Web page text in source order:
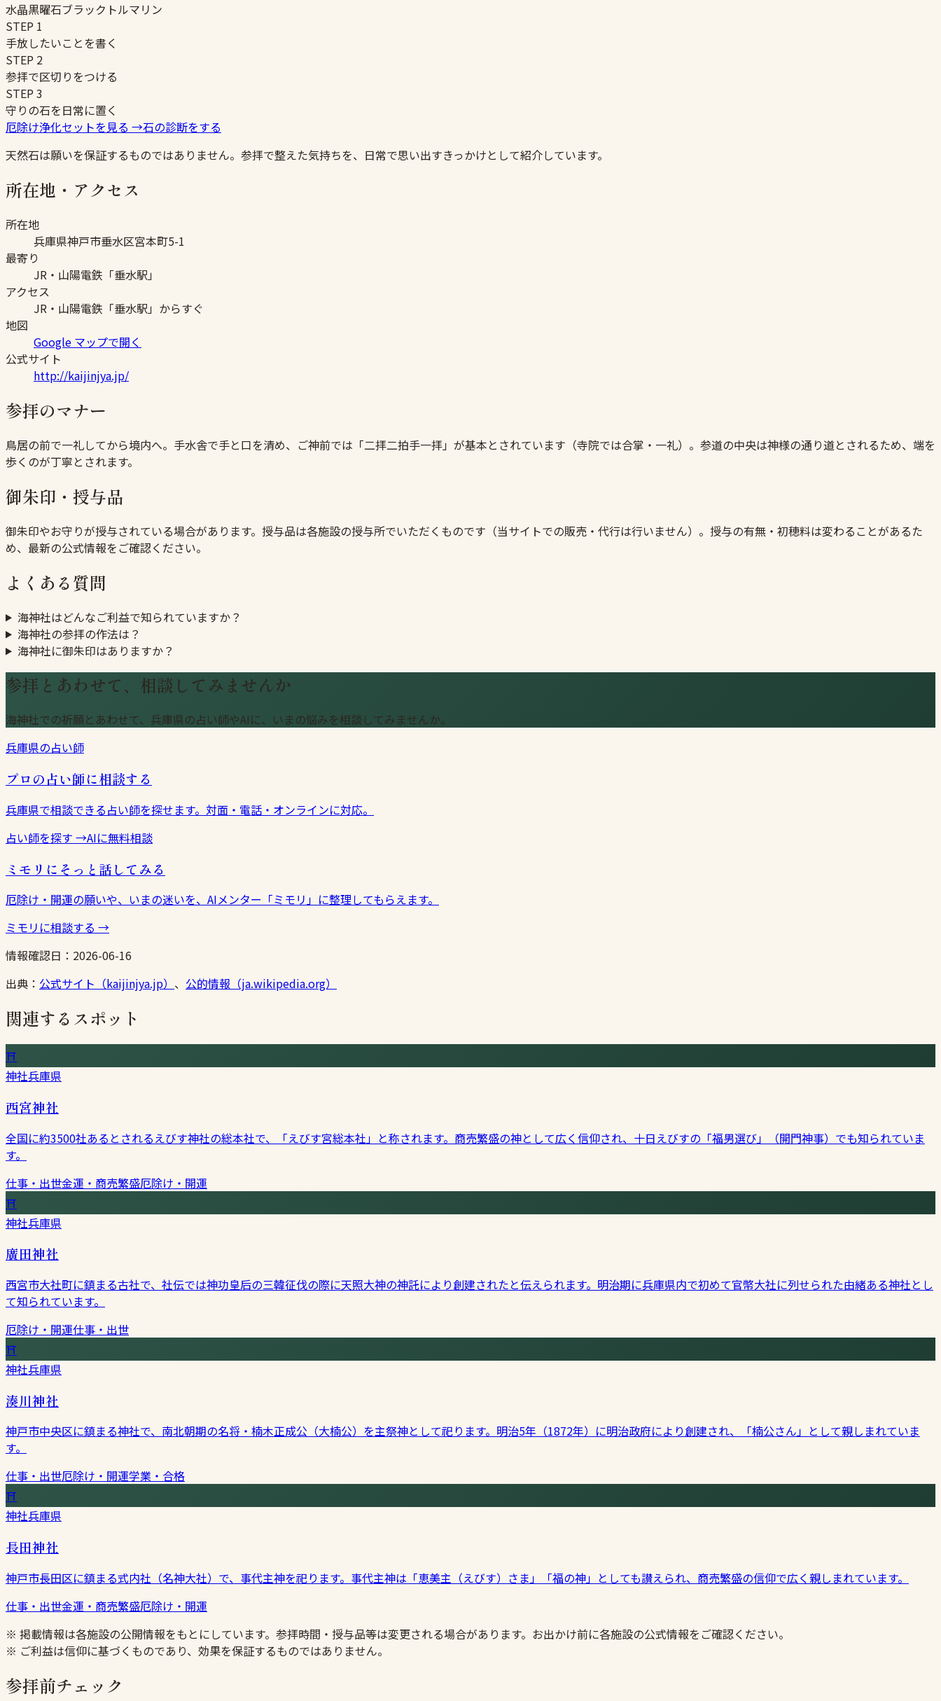
水晶黒曜石ブラックトルマリン
STEP 1
手放したいことを書く
STEP 2
参拝で区切りをつける
STEP3
守りの石を日常に置く
厄除け浄化セットを見る →石の診断をする
天然石は願いを保証するものではありません。参拝で整えた気持ちを、日常で思い出すきっかけとして紹介しています。
所在地・アクセス
所在地
兵庫県神戸市垂水区宮本町5-1
最寄り
JR・山陽電鉄「垂水駅」
アクセス
JR・山陽電鉄「垂水駅」からすぐ
地図
Google マップで開く
公式サイト
http://kaijinjya.jp/
参拝のマナー
鳥居の前で一礼してから境内へ。手水舎で手と口を清め、ご神前では「二拝二拍手一拝」が基本とされています（寺院では合掌・一礼）。参道の中央は神様の通り道とされるため、端を
歩くのが丁寧とされます。
御朱印・授与品
御朱印やお守りが授与されている場合があります。授与品は各施設の授与所でいただくものです（当サイトでの販売・代行は行いません）。授与の有無・初穂料は変わることがあるた
め、最新の公式情報をご確認ください。
よくある質問
海神社はどんなご利益で知られていますか？
海神社の参拝の作法は？
海神社に御朱印はありますか？
参拝とあわせて、相談してみませんか
海神社での祈願とあわせて、兵庫県の占い師やAIに、いまの悩みを相談してみませんか。
兵庫県の占い師
プロの占い師に相談する
兵庫県で相談できる占い師を探せます。対面・電話・オンラインに対応。
占い師を探す →AIに無料相談
ミモリにそっと話してみる
厄除け・開運の願いや、いまの迷いを、AIメンター「ミモリ」に整理してもらえます。
ミモリに相談する →
情報確認日： 2026-06-16
出典： 公式サイト（kaijinjya.jp） 、 公的情報（ja.wikipedia.org）
関連するスポット
⛩
神社兵庫県
西宮神社
全国に約3500社あるとされるえびす神社の総本社で、「えびす宮総本社」と称されます。商売繁盛の神として広く信仰され、十日えびすの「福男選び」（開門神事）でも知られていま
す。
仕事・出世金運・商売繁盛厄除け・開運
⛩
神社兵庫県
廣田神社
西宮市大社町に鎮まる古社で、社伝では神功皇后の三韓征伐の際に天照大神の神託により創建されたと伝えられます。明治期に兵庫県内で初めて官幣大社に列せられた由緒ある神社とし
て知られています。
厄除け・開運仕事・出世
⛩
神社兵庫県
湊川神社
神戸市中央区に鎮まる神社で、南北朝期の名将・楠木正成公（大楠公）を主祭神として祀ります。明治5年（1872年）に明治政府により創建され、「楠公さん」として親しまれていま
す。
仕事・出世厄除け・開運学業・合格
⛩
神社兵庫県
長田神社
神戸市長田区に鎮まる式内社（名神大社）で、事代主神を祀ります。事代主神は「恵美主（えびす）さま」「福の神」としても讃えられ、商売繁盛の信仰で広く親しまれています。
仕事・出世金運・商売繁盛厄除け・開運
※ 掲載情報は各施設の公開情報をもとにしています。参拝時間・授与品等は変更される場合があります。お出かけ前に各施設の公式情報をご確認ください。
※ ご利益は信仰に基づくものであり、効果を保証するものではありません。
参拝前チェック